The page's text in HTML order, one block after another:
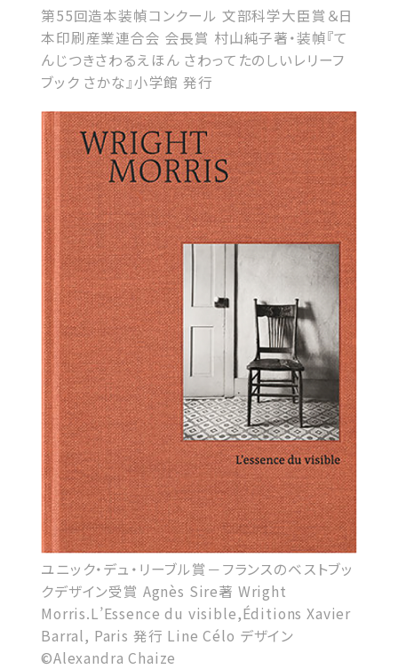
第55回造本装幀コンクール 文部科学大臣賞＆日
本印刷産業連合会 会長賞 村山純子著・装幀『て
んじつきさわるえほん さわってたのしいレリーフ
ブック さかな』小学館 発行
ユニック・デュ・リーブル賞－フランスのベストブッ
クデザイン受賞 Agnès Sire著 Wright
Morris.L’Essence du visible,Éditions Xavier
Barral, Paris 発行 Line Célo デザイン
©Alexandra Chaize